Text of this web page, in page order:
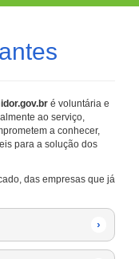
é voluntária e
ao serviço,
a conhecer,
para a solução dos
das empresas que já
›